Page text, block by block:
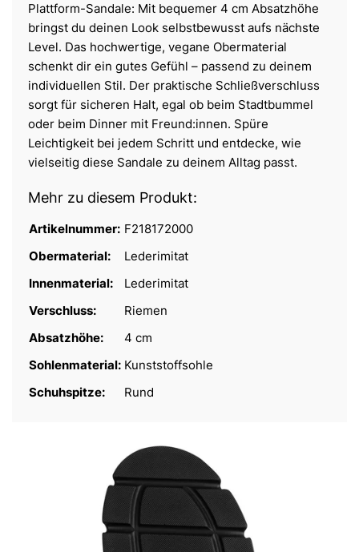
Plattform-Sandale: Mit bequemer 4 cm Absatzhöhe
bringst du deinen Look selbstbewusst aufs nächste
Level. Das hochwertige, vegane Obermaterial
schenkt dir ein gutes Gefühl – passend zu deinem
individuellen Stil. Der praktische Schließverschluss
sorgt für sicheren Halt, egal ob beim Stadtbummel
oder beim Dinner mit Freund:innen. Spüre
Leichtigkeit bei jedem Schritt und entdecke, wie
vielseitig diese Sandale zu deinem Alltag passt.
Mehr zu diesem Produkt:
Artikelnummer: F218172000
Obermaterial:
Lederimitat
Innenmaterial:
Lederimitat
Verschluss:
Riemen
Absatzhöhe:
4 cm
Sohlenmaterial: Kunststoffsohle
Schuhspitze:
Rund